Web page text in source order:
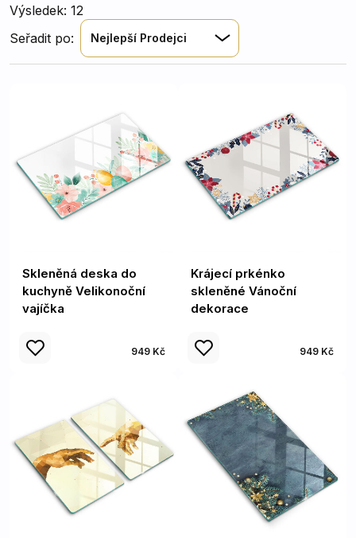
Výsledek: 12
Seřadit po:
Nejlepší Prodejci
Skleněná deska do
kuchyně Velikonoční
vajíčka
949 Kč
Krájecí prkénko
skleněné Vánoční
dekorace
949 Kč